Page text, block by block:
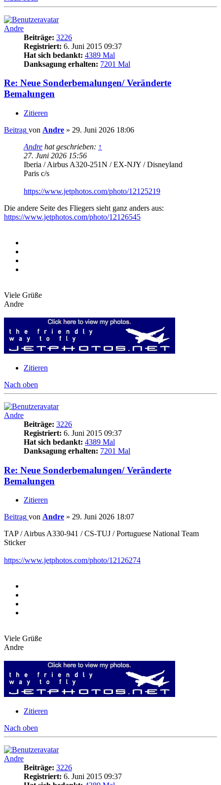
Andre
Beiträge: 3226
Registriert: 6. Juni 2015 09:37
Hat sich bedankt: 4389 Mal
Danksagung erhalten: 7201 Mal
Re: Neue Sonderbemalungen/ Veränderte
Bemalungen
Zitieren
Beitrag von Andre » 29. Juni 2026 18:06
Andre hat geschrieben: ↑
27. Juni 2026 15:56
Iberia / Airbus A320-251N / EX-NJY / Disneyland
Paris c/s
https://www.jetphotos.com/photo/12125219
Die andere Seite des Fliegers sieht ganz anders aus:
https://www.jetphotos.com/photo/12126545
Viele Grüße
Andre
Zitieren
Nach oben
Andre
Beiträge: 3226
Registriert: 6. Juni 2015 09:37
Hat sich bedankt: 4389 Mal
Danksagung erhalten: 7201 Mal
Re: Neue Sonderbemalungen/ Veränderte
Bemalungen
Zitieren
Beitrag von Andre » 29. Juni 2026 18:07
TAP / Airbus A330-941 / CS-TUJ / Portuguese National Team
Sticker
https://www.jetphotos.com/photo/12126274
Viele Grüße
Andre
Zitieren
Nach oben
Andre
Beiträge: 3226
Registriert: 6. Juni 2015 09:37